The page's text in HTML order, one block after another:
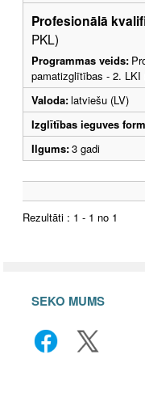
Profesionālā
PKL)
Programmas veids:
pamatizglītības - 2. LKI
Valoda:latviešu (LV)
Izglītības ieguves
Ilgums:3 gadi
Rezultāti : 1 - 1 no 1
SEKO MUMS